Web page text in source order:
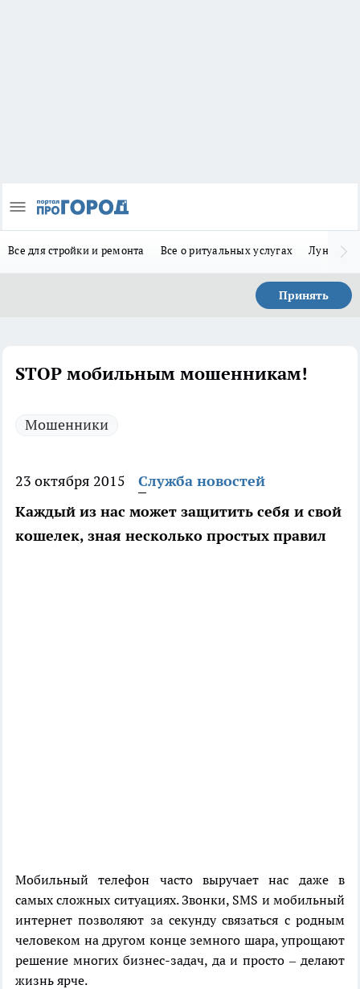
Все для стройки и ремонта Все о ритуальных услугах Лунно-
Принять
STOP мобильным мошенникам!
Мошенники
23 октября 2015
Служба новостей
Каждый из нас может защитить себя и свой
кошелек, зная несколько простых правил
Мобильный телефон часто выручает нас даже в
самых сложных ситуациях. Звонки, SMS и мобильный
интернет позволяют за секунду связаться с родным
человеком на другом конце земного шара, упрощают
решение многих бизнес-задач, да и просто – делают
жизнь ярче.